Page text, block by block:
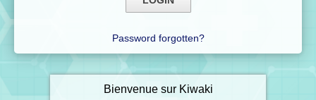
Password forgotten?
Bienvenue sur Kiwaki